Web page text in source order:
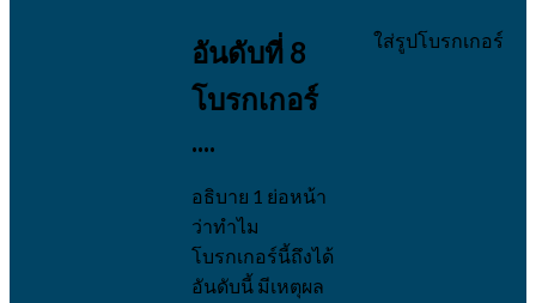
อันดับที่ 8
โบรกเกอร์
....
อธิบาย 1 ย่อหน้า
ว่าทำไม
โบรกเกอร์นี้ถึงได้
อันดับนี้ มีเหตุผล
ใส่รูปโบรกเกอร์